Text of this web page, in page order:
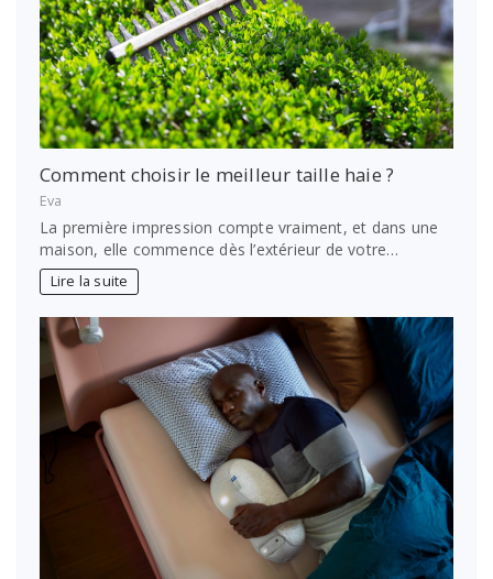
Comment choisir le meilleur taille haie ?
Eva
La première impression compte vraiment, et dans une
maison, elle commence dès l’extérieur de votre…
Lire la suite